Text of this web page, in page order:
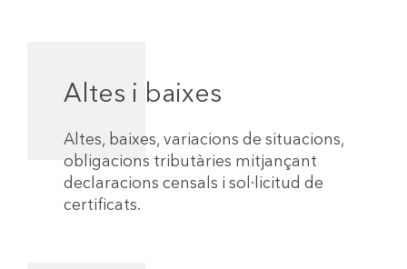
Altes i baixes
Altes, baixes, variacions de situacions,
obligacions tributàries mitjançant
declaracions censals i sol·licitud de
certificats.